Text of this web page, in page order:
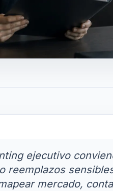
ejecutivo
reemplazos
mercado,